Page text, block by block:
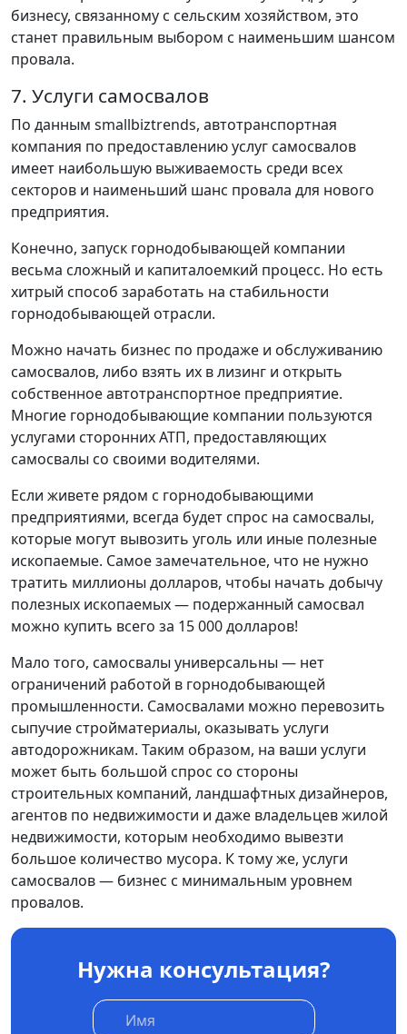
бизнесу, связанному с сельским хозяйством, это
станет правильным выбором с наименьшим шансом
провала.
7. Услуги самосвалов
По данным smallbiztrends, автотранспортная
компания по предоставлению услуг самосвалов
имеет наибольшую выживаемость среди всех
секторов и наименьший шанс провала для нового
предприятия.
Конечно, запуск горнодобывающей компании
весьма сложный и капиталоемкий процесс. Но есть
хитрый способ заработать на стабильности
горнодобывающей отрасли.
Можно начать бизнес по продаже и обслуживанию
самосвалов, либо взять их в лизинг и открыть
собственное автотранспортное предприятие.
Многие горнодобывающие компании пользуются
услугами сторонних АТП, предоставляющих
самосвалы со своими водителями.
Если живете рядом с горнодобывающими
предприятиями, всегда будет спрос на самосвалы,
которые могут вывозить уголь или иные полезные
ископаемые. Самое замечательное, что не нужно
тратить миллионы долларов, чтобы начать добычу
полезных ископаемых — подержанный самосвал
можно купить всего за 15 000 долларов!
Мало того, самосвалы универсальны — нет
ограничений работой в горнодобывающей
промышленности. Самосвалами можно перевозить
сыпучие стройматериалы, оказывать услуги
автодорожникам. Таким образом, на ваши услуги
может быть большой спрос со стороны
строительных компаний, ландшафтных дизайнеров,
агентов по недвижимости и даже владельцев жилой
недвижимости, которым необходимо вывезти
большое количество мусора. К тому же, услуги
самосвалов — бизнес с минимальным уровнем
провалов.
Нужна консультация?